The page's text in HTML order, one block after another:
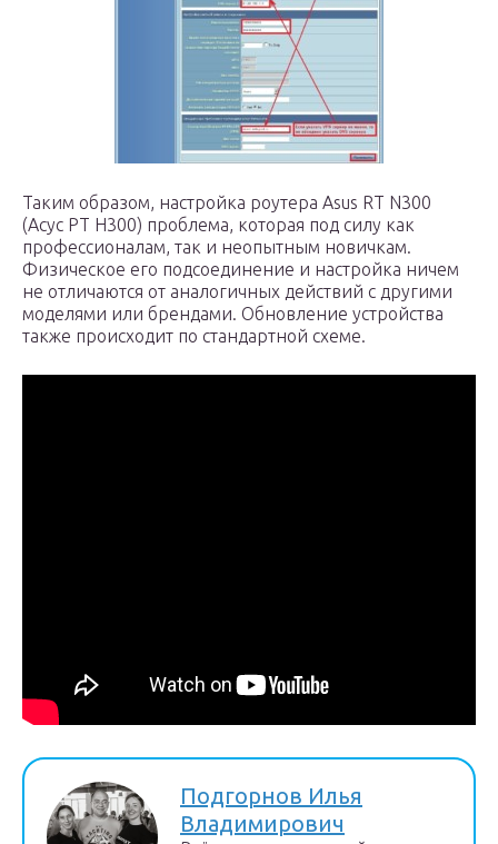
Таким образом, настройка роутера Asus RT N300
(Асус РТ Н300) проблема, которая под силу как
профессионалам, так и неопытным новичкам.
Физическое его подсоединение и настройка ничем
не отличаются от аналогичных действий с другими
моделями или брендами. Обновление устройства
также происходит по стандартной схеме.
Подгорнов Илья
Владимирович